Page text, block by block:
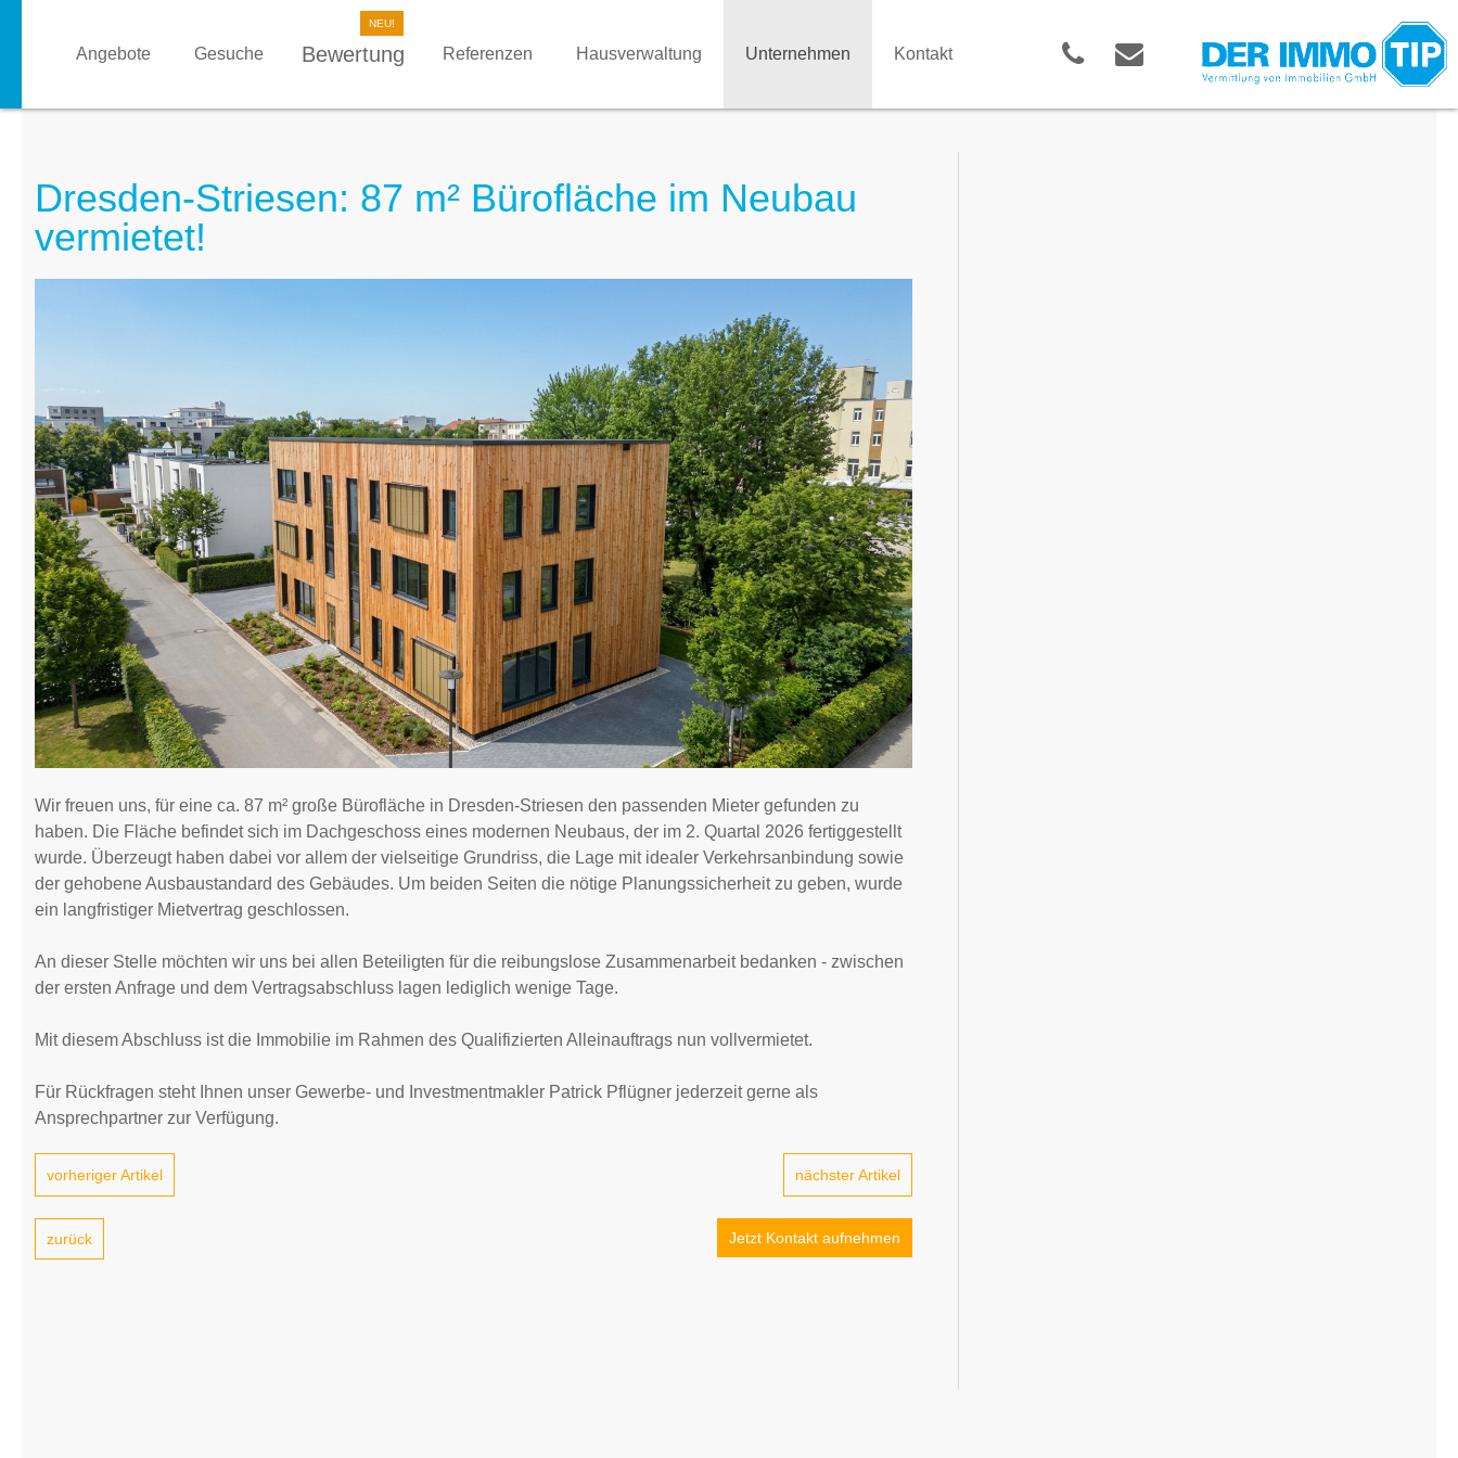
Angebote Gesuche Bewertung Referenzen Hausverwaltung Unternehmen Kontakt
Dresden-Striesen: 87 m² Bürofläche im Neubau
vermietet!
Wir freuen uns, für eine ca. 87 m² große Bürofläche in Dresden-Striesen den passenden Mieter gefunden zu
haben. Die Fläche befindet sich im Dachgeschoss eines modernen Neubaus, der im 2. Quartal 2026 fertiggestellt
wurde. Überzeugt haben dabei vor allem der vielseitige Grundriss, die Lage mit idealer Verkehrsanbindung sowie
der gehobene Ausbaustandard des Gebäudes. Um beiden Seiten die nötige Planungssicherheit zu geben, wurde
ein langfristiger Mietvertrag geschlossen.
An dieser Stelle möchten wir uns bei allen Beteiligten für die reibungslose Zusammenarbeit bedanken - zwischen
der ersten Anfrage und dem Vertragsabschluss lagen lediglich wenige Tage.
Mit diesem Abschluss ist die Immobilie im Rahmen des Qualifizierten Alleinauftrags nun vollvermietet.
Für Rückfragen steht Ihnen unser Gewerbe- und Investmentmakler Patrick Pflügner jederzeit gerne als
Ansprechpartner zur Verfügung.
vorheriger Artikel nächster Artikel
zurück Jetzt Kontakt aufnehmen